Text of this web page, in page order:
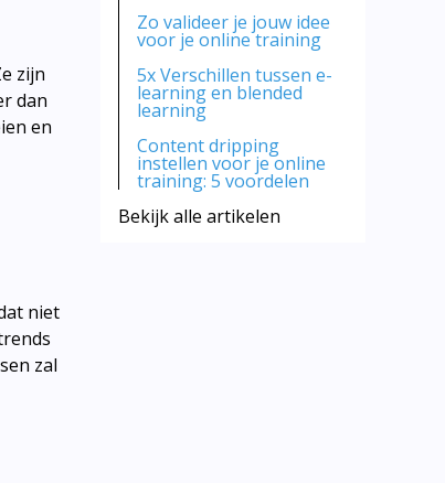
Zo valideer je jouw idee
voor je online training
5x Verschillen tussen e-
learning en blended
learning
Content dripping
instellen voor je online
training: 5 voordelen
Bekijk alle artikelen
zijn
dan
en
niet
zal